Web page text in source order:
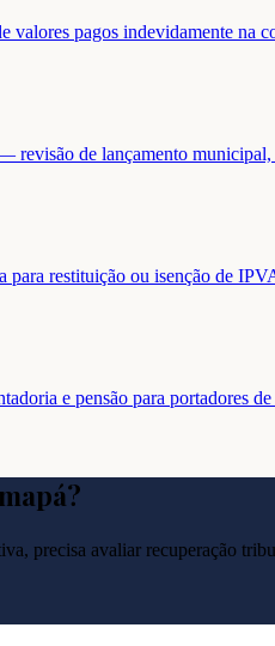
valores pagos indevidamente na
de lançamento
restituição ou isenção de
e pensão para portadores
?
precisa avaliar recuperação